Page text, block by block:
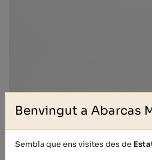
Benvingut a Abarcas
Sembla que ens visites des de